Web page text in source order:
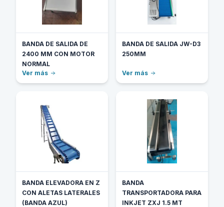
BANDA DE SALIDA DE
2400 MM CON MOTOR
NORMAL
Ver más
BANDA DE SALIDA JW-D3
250MM
Ver más
BANDA ELEVADORA EN Z
CON ALETAS LATERALES
(BANDA AZUL)
BANDA
TRANSPORTADORA PARA
INKJET ZXJ 1.5 MT